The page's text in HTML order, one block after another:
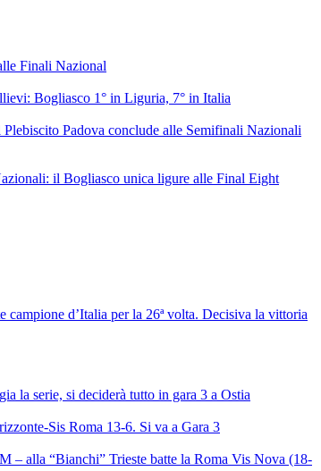
Finali Nazional
Bogliasco 1° in Liguria, 7° in Italia
Padova conclude alle Semifinali Nazionali
il Bogliasco unica ligure alle Final Eight
campione d’Italia per la 26ª volta. Decisiva la vittoria
la serie, si deciderà tutto in gara 3 a Ostia
Sis Roma 13-6. Si va a Gara 3
– alla “Bianchi” Trieste batte la Roma Vis Nova (18-